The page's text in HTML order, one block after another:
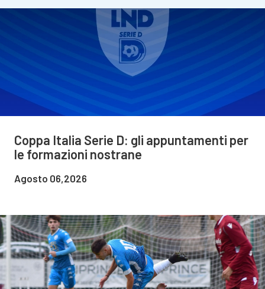
Coppa Italia Serie D: gli appuntamenti per
le formazioni nostrane
Agosto 06,2026